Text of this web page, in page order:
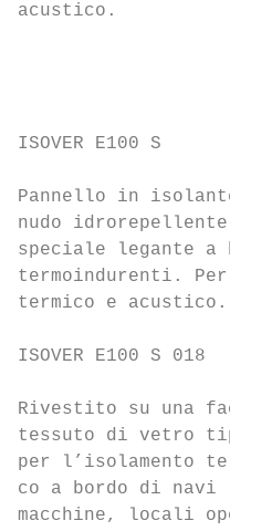
acustico.
ISOVER E100 S
Pannello in isolante
nudo idrorepellente
speciale legante a
termoindurenti. Per
termico e acustico.
ISOVER E100 S 018
Rivestito su una
tessuto di vetro tipo
per l’isolamento
co a bordo di navi
macchine, locali